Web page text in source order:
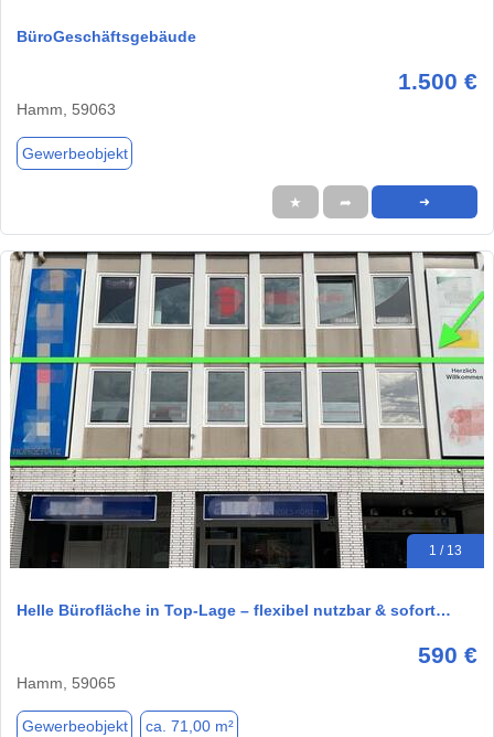
BüroGeschäftsgebäude
1.500 €
Hamm, 59063
Gewerbeobjekt
★ ➦ ➜
1 / 13
Helle Bürofläche in Top-Lage – flexibel nutzbar & sofort…
590 €
Hamm, 59065
Gewerbeobjekt ca. 71,00 m²